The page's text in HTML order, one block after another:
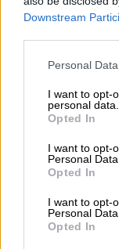
Downstream
Personal
I want to opt-
personal data.
Opted In
I want to opt-
Personal Data.
Opted In
I want to opt-
Personal
Opted In